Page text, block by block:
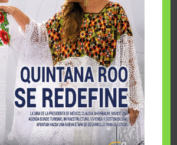
y Make-A-Wish México unieron
realidad el deseo de una …